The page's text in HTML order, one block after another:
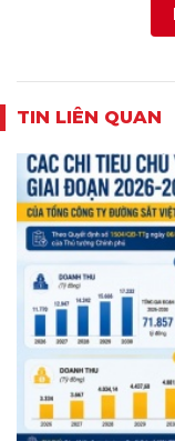
TIN LIÊN QUAN